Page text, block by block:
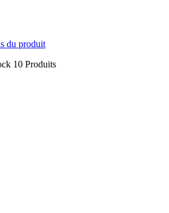
du produit
10 Produits